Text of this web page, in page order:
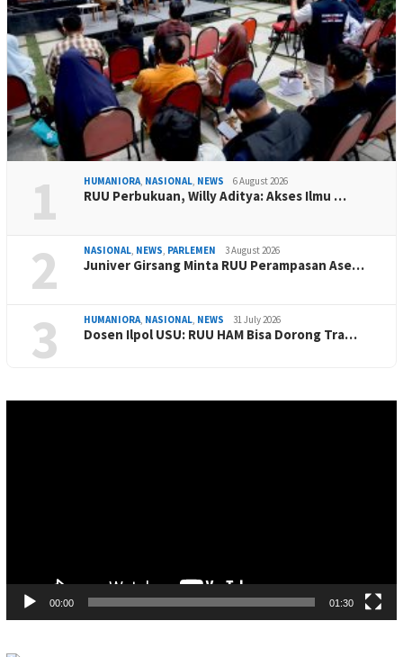
1 HUMANIORA, NASIONAL, NEWS 6 August 2026
RUU Perbukuan, Willy Aditya: Akses Ilmu …
2 NASIONAL, NEWS, PARLEMEN 3 August 2026
Juniver Girsang Minta RUU Perampasan Ase…
3 HUMANIORA, NASIONAL, NEWS 31 July 2026
Dosen Ilpol USU: RUU HAM Bisa Dorong Tra…
00:00 01:30